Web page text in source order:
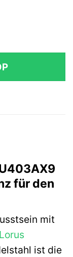
€.
für den
mit
Lorus
ist die